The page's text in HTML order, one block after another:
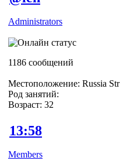
Administrators
1186 сообщений
Местоположение: Russia Str
Род занятий:
Возраст: 32
13:58
Members